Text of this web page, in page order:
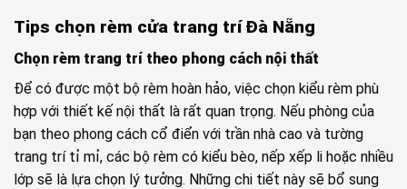
Tips chọn rèm cửa trang trí Đà Nẵng
Chọn rèm trang trí theo phong cách nội thất
Để có được một bộ rèm hoàn hảo, việc chọn kiểu rèm phù
hợp với thiết kế nội thất là rất quan trọng. Nếu phòng của
bạn theo phong cách cổ điển với trần nhà cao và tường
trang trí tỉ mỉ, các bộ rèm có kiểu bèo, nếp xếp li hoặc nhiều
lớp sẽ là lựa chọn lý tưởng. Những chi tiết này sẽ bổ sung